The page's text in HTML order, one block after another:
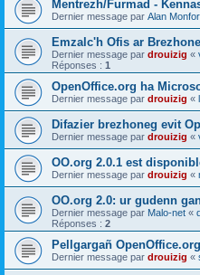
Mentrezh/Furmad -
Dernier message par Alan
Emzalc'h Ofis ar
Dernier message par drouizig «
Réponses : 1
OpenOffice.org ha
Dernier message par drouizig «
Difazier brezhoneg evit
Dernier message par drouizig «
OO.org 2.0.1 est
Dernier message par drouizig «
OO.org 2.0: ur gudenn
Dernier message par Malo-net «
Réponses : 2
Pellgargañ
Dernier message par drouizig «